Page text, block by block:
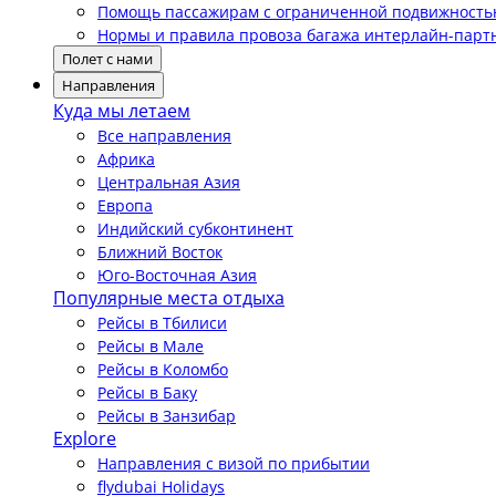
Помощь пассажирам с ограниченной
Нормы и правила провоза багажа интерлайн-
Полет с нами
Направления
Куда мы летаем
Все направления
Африка
Центральная Азия
Европа
Индийский субконтинент
Ближний Восток
Юго-Восточная Азия
Популярные места отдыха
Рейсы в Тбилиси
Рейсы в Мале
Рейсы в Коломбо
Рейсы в Баку
Рейсы в Занзибар
Explore
Направления с визой по прибытии
flydubai Holidays